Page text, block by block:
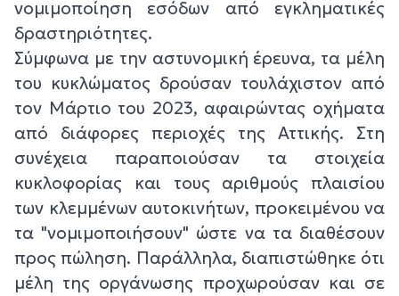
νομιμοποίηση εσόδων από εγκληματικές
δραστηριότητες.
Σύμφωνα με την αστυνομική έρευνα, τα μέλη
του κυκλώματος δρούσαν τουλάχιστον από
τον Μάρτιο του 2023, αφαιρώντας οχήματα
από διάφορες περιοχές της Αττικής. Στη
συνέχεια παραποιούσαν τα στοιχεία
κυκλοφορίας και τους αριθμούς πλαισίου
των κλεμμένων αυτοκινήτων, προκειμένου να
τα "νομιμοποιήσουν" ώστε να τα διαθέσουν
προς πώληση. Παράλληλα, διαπιστώθηκε ότι
μέλη της οργάνωσης προχωρούσαν και σε